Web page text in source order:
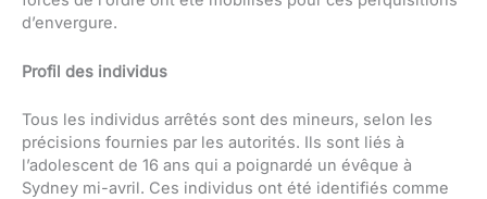
d’envergure.
Profil des individus
Tous les individus arrêtés sont des mineurs, selon les
précisions fournies par les autorités. Ils sont liés à
l’adolescent de 16 ans qui a poignardé un évêque à
Sydney mi-avril. Ces individus ont été identifiés comme